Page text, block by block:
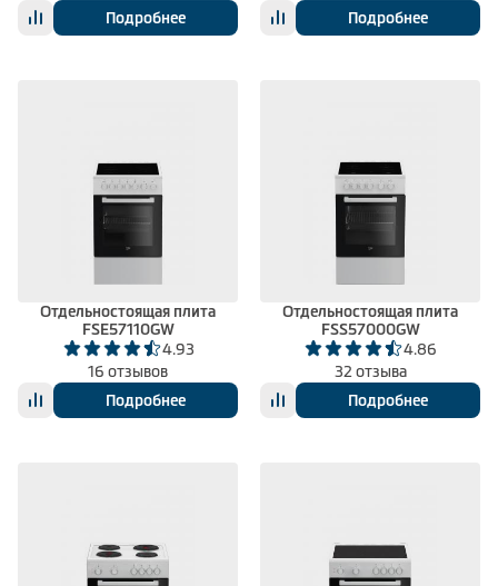
Подробнее
Подробнее
Отдельностоящая плита
FSE57110GW
4.93
16 отзывов
Подробнее
Отдельностоящая плита
FSS57000GW
4.86
32 отзыва
Подробнее